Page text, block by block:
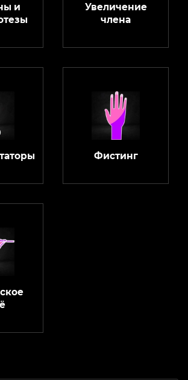
и
Увеличение
члена
Фистинг